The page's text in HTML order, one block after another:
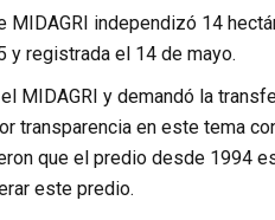
independizó 14
y registrada el 14 de mayo.
MIDAGRI y demandó la
transparencia en este tema
que el predio desde 1994
este predio.